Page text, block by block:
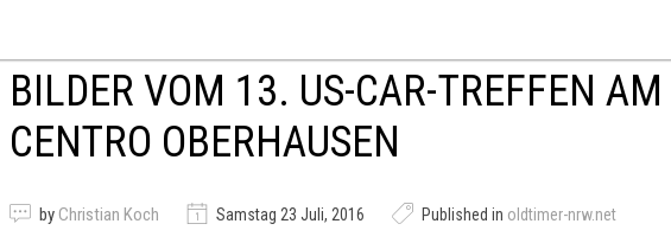
BILDER VOM 13. US-CAR-TREFFEN AM
CENTRO OBERHAUSEN
by Christian Koch Samstag 23 Juli, 2016 Published in oldtimer-nrw.net